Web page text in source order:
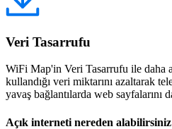
Veri Tasarrufu
WiFi Map'in Veri Tasarrufu ile daha
kullandığı veri miktarını azaltarak
yavaş bağlantılarda web sayfalarını
Açık interneti nereden